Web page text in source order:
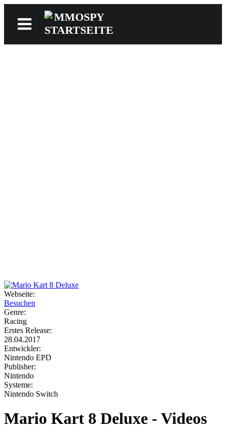
Webseite:
Besuchen
Genre:
Racing
Erstes Release:
28.04.2017
Entwickler:
Nintendo EPD
Publisher:
Nintendo
Systeme:
Nintendo Switch
Mario Kart 8 Deluxe - Videos